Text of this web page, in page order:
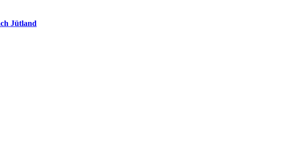
Jütland